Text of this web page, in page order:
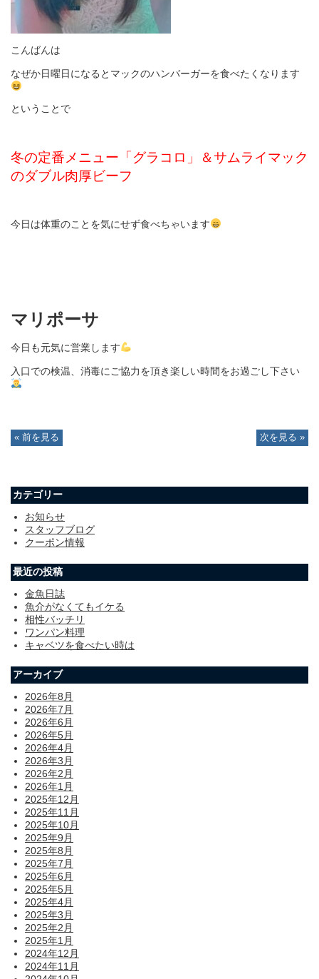
こんばんは
なぜか日曜日になるとマックのハンバーガーを食べたくなります
ということで
冬の定番メニュー「グラコロ」＆サムライマック
のダブル肉厚ビーフ
今日は体重のことを気にせず食べちゃいます
マリポーサ
今日も元気に営業します
入口での検温、消毒にご協力を頂き楽しい時間をお過ごし下さい
« 前を見る 次を見る »
カテゴリー
お知らせ
スタッフブログ
クーポン情報
最近の投稿
金魚日誌
魚介がなくてもイケる
相性バッチリ
ワンパン料理
キャベツを食べたい時は
アーカイブ
2026年8月
2026年7月
2026年6月
2026年5月
2026年4月
2026年3月
2026年2月
2026年1月
2025年12月
2025年11月
2025年10月
2025年9月
2025年8月
2025年7月
2025年6月
2025年5月
2025年4月
2025年3月
2025年2月
2025年1月
2024年12月
2024年11月